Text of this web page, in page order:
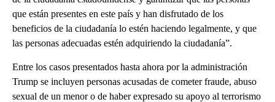
que están presentes en este país y han disfrutado de los
beneficios de la ciudadanía lo estén haciendo legalmente, y que
las personas adecuadas estén adquiriendo la ciudadanía”.
Entre los casos presentados hasta ahora por la administración
Trump se incluyen personas acusadas de cometer fraude, abuso
sexual de un menor o de haber expresado su apoyo al terrorismo